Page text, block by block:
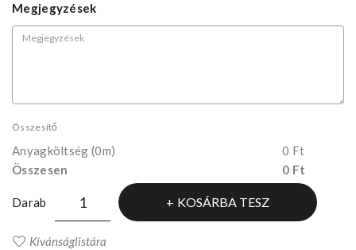
Megjegyzések
Összesítő
Anyagköltség (0m)
0 Ft
Összesen
0 Ft
Darab KOSÁRBA TESZ
Kívánságlistára